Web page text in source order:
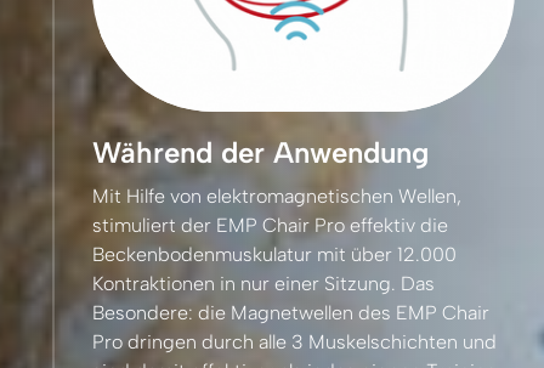
Während der Anwendung
Mit Hilfe von elektromagnetischen
stimuliert der EMP Chair Pro effektiv
Beckenbodenmuskulatur mit über
Kontraktionen in nur einer Sitzung.
Besondere: die Magnetwellen des EMP
Pro dringen durch alle 3 Muskelschichten